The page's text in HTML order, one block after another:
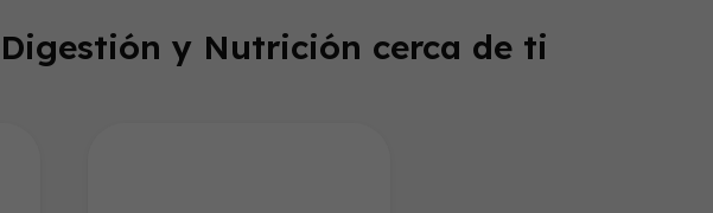
Digestión y Nutrición cerca de ti